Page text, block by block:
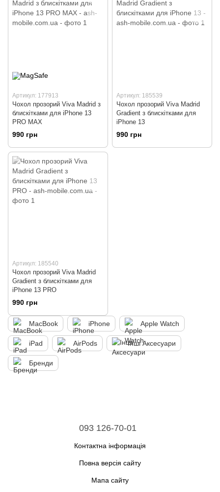
Артикул: 177913
Чохол прозорий Viva Madrid з
блискітками для iPhone 13
PRO MAX
990 грн
Артикул: 185539
Чохол прозорий Viva Madrid
Gradient з блискітками для
iPhone 13
990 грн
Артикул: 185540
Чохол прозорий Viva Madrid
Gradient з блискітками для
iPhone 13 PRO
990 грн
MacBook iPhone Apple Watch
iPad AirPods Інші Аксесуари
Бренди
093 126-70-01
Контактна інформація
Повна версія сайту
Мапа сайту